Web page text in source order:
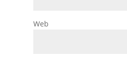
Web